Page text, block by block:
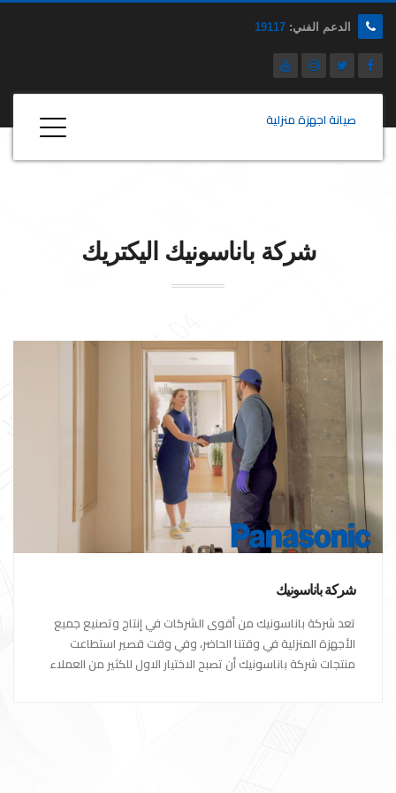
الدعم الفني: 19117
صيانة اجهزة منزلية
شركةباناسونيك اليكتريك
شركة باناسونيك
تعد شركة باناسونيك من أقوى الشركات في إنتاج وتصنيع جميع
الأجهزة المنزلية في وقتنا الحاضر، وفي وقت قصير استطاعت
منتجات شركة باناسونيك أن تصبح الاختيار الاول للكثير من العملاء